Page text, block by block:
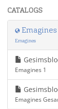
CATALOGS
Emagines
Emagines
Emagines 1
Emagines